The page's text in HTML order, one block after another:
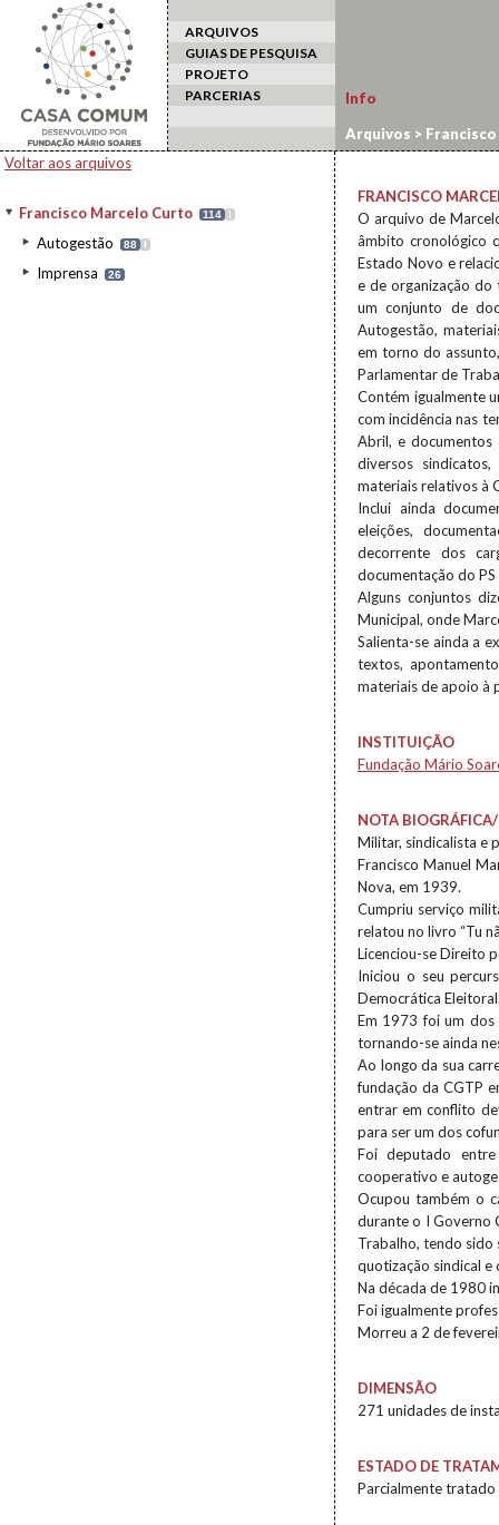
ARQUIVOS
GUIAS DE PESQUISA
PROJETO
PARCERIAS
Voltar aos arquivos
Francisco Marcelo Curto 114 I
Autogestão 88 I
Imprensa 26
Info
Arquivos >
FRANCISCO
O arquivo de
âmbito cronológico
Estado Novo e
e de organização
um conjunto de
Autogestão,
em torno do
Parlamentar de
Contém igualmente
com incidência nas
Abril, e
diversos
materiais relativos à
Inclui ainda
eleições,
decorrente dos
documentação do
Alguns conjuntos
Municipal, onde
Salienta-se ainda a
textos,
materiais de apoio à
INSTITUIÇÃO
Fundação Mário
NOTA
Militar, sindicalista e
Francisco Manuel
Nova, em 1939.
Cumpriu serviço
relatou no livro “Tu
Licenciou-se Direito
Iniciou o seu
Democrática
Em 1973 foi um dos
tornando-se ainda
Ao longo da sua
fundação da CGTP
entrar em conflito
para ser um dos
Foi deputado
cooperativo e
Ocupou também o
durante o I Governo
Trabalho, tendo sido
quotização sindical e
Na década de 1980
Foi igualmente
Morreu a 2 de
DIMENSÃO
271 unidades de
ESTADO DE
Parcialmente tratado